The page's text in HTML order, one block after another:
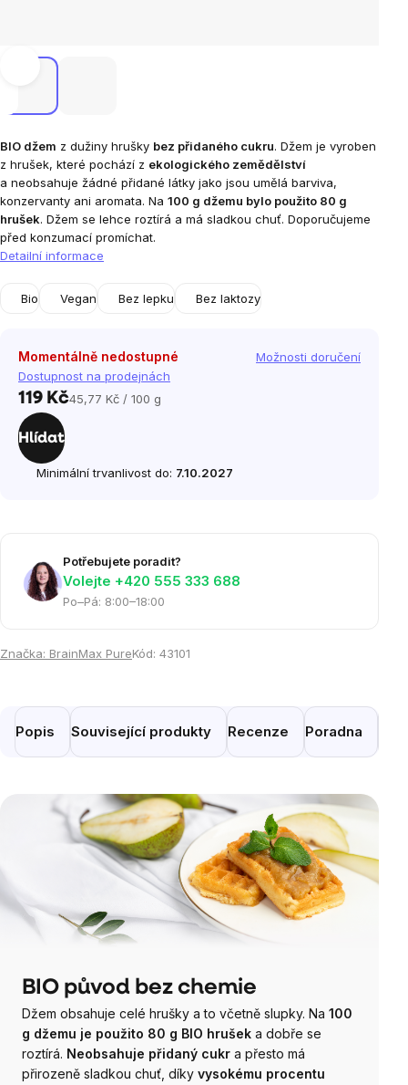
BIO džem z dužiny hrušky bez přidaného cukru. Džem je vyroben
z hrušek, které pochází z ekologického zemědělství
a neobsahuje žádné přidané látky jako jsou umělá barviva,
konzervanty ani aromata. Na 100 g džemu bylo použito 80 g
hrušek. Džem se lehce roztírá a má sladkou chuť. Doporučujeme
před konzumací promíchat.
Detailní informace
Bio Vegan Bez lepku Bez laktozy
Momentálně nedostupné
Dostupnost na prodejnách
Možnosti doručení
119 KčMěrná
45,77 Kč / 100 g
Hlídat
Minimální trvanlivost do: 7.10.2027
Potřebujete poradit?
Volejte ‭+420 555 333 688
Po–Pá: 8:00–18:00
Značka: BrainMax PureKód: 43101
Popis Související produkty Recenze Poradna
BIO původ bez chemie
Džem obsahuje celé hrušky a to včetně slupky. Na 100
g džemu je použito 80 g BIO hrušek a dobře se
roztírá. Neobsahuje přidaný cukr a přesto má
přirozeně sladkou chuť, díky vysokému procentu